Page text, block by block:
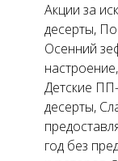
Акции за
десерты,
Осенний
Детские
десерты,
год без